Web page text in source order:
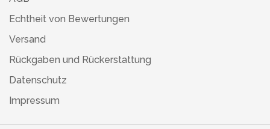
Echtheit von Bewertungen
Versand
Rückgaben und Rückerstattung
Datenschutz
Impressum